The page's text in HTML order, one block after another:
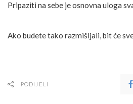
Pripaziti na sebe je osnovna uloga
Ako budete tako razmišljali, bit će
PODIJELI